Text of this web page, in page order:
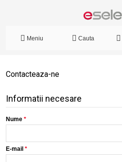
Meniu Cauta
Contacteaza-ne
Informatii necesare
*
Nume
*
E-mail